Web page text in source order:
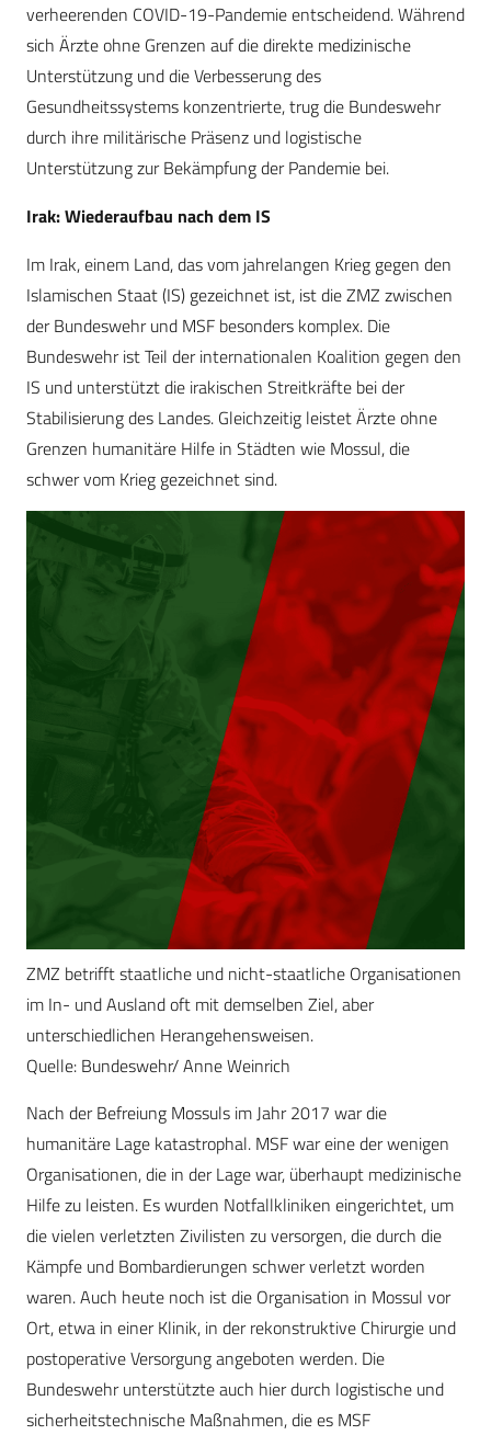
verheerenden COVID-19-Pandemie entscheidend. Während
sich Ärzte ohne Grenzen auf die direkte medizinische
Unterstützung und die Verbesserung des
Gesundheitssystems konzentrierte, trug die Bundeswehr
durch ihre militärische Präsenz und logistische
Unterstützung zur Bekämpfung der Pandemie bei.
Irak: Wiederaufbau nach dem IS
Im Irak, einem Land, das vom jahrelangen Krieg gegen den
Islamischen Staat (IS) gezeichnet ist, ist die ZMZ zwischen
der Bundeswehr und MSF besonders komplex. Die
Bundeswehr ist Teil der internationalen Koalition gegen den
IS und unterstützt die irakischen Streitkräfte bei der
Stabilisierung des Landes. Gleichzeitig leistet Ärzte ohne
Grenzen humanitäre Hilfe in Städten wie Mossul, die
schwer vom Krieg gezeichnet sind.
ZMZ betrifft staatliche und nicht-staatliche Organisationen
im In- und Ausland oft mit demselben Ziel, aber
unterschiedlichen Herangehensweisen.
Quelle: Bundeswehr/ Anne Weinrich
Nach der Befreiung Mossuls im Jahr 2017 war die
humanitäre Lage katastrophal. MSF war eine der wenigen
Organisationen, die in der Lage war, überhaupt medizinische
Hilfe zu leisten. Es wurden Notfallkliniken eingerichtet, um
die vielen verletzten Zivilisten zu versorgen, die durch die
Kämpfe und Bombardierungen schwer verletzt worden
waren. Auch heute noch ist die Organisation in Mossul vor
Ort, etwa in einer Klinik, in der rekonstruktive Chirurgie und
postoperative Versorgung angeboten werden. Die
Bundeswehr unterstützte auch hier durch logistische und
sicherheitstechnische Maßnahmen, die es MSF